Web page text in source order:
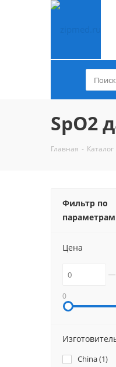
SpO2
Главная - Каталог
Фильтр по
параметрам
Цена
0
China (1)